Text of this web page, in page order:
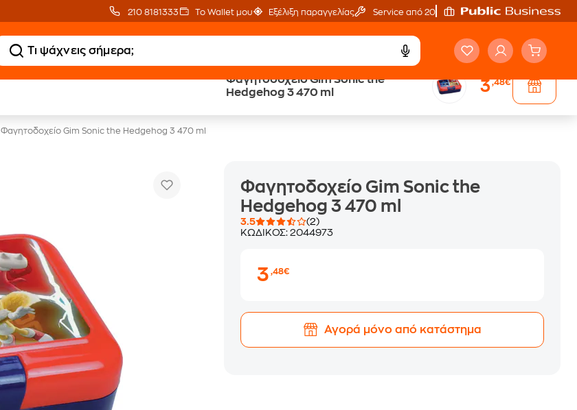
210 8181333 Το Wallet μου Εξέλιξη παραγγελίας Service από 20'
Φαγητοδοχείο Gim Sonic the
Hedgehog 3 470 ml
3,48€
eGift Card
Φαγητοδοχείο Gim Sonic the Hedgehog 3 470 ml
Φαγητοδοχείο Gim Sonic the
Hedgehog 3 470 ml
3.5
(2)
ΚΩΔΙΚΟΣ:2044973
3,48€
Αγορά μόνο από κατάστημα